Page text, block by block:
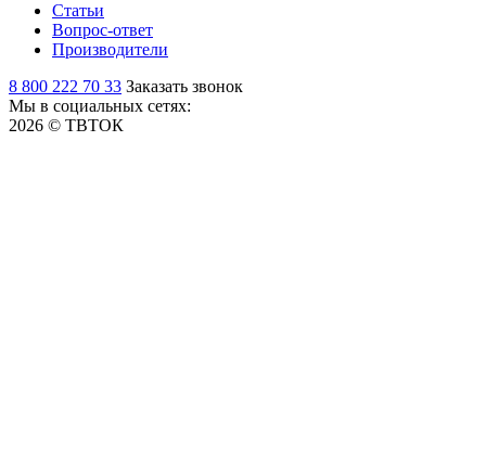
Статьи
Вопрос-ответ
Производители
8 800 222 70 33 Заказать звонок
Мы в социальных сетях:
2026 © ТВТОК